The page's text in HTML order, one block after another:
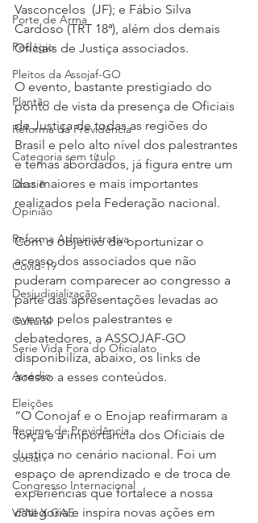
Porte de Arma
Pedágio
Pleitos da Assojaf-GO
Plantão
Reforma da Previdência
Categoria sem título
Dossiê
Opinião
Reforma Administrativa
Covid-19
Desjudicialização
Cultural
Serie Vida Fora do Oficialato
Assédio
Eleições
Regime de Previdência
Social
Congresso Internacional
VPNI X GAE
Vasconcelos  (JF); e Fábio Silva
Cardoso (TRT 18ª), além dos demais
Oficiais de Justiça associados.
O evento, bastante prestigiado do
ponto de vista da presença de Oficiais
de Justiça de todas as regiões do
Brasil e pelo alto nível dos palestrantes
e temas abordados, já figura entre um
dos maiores e mais importantes
realizados pela Federação nacional.
Com o objetivo de oportunizar o
acesso dos associados que não
puderam comparecer ao congresso a
parte das apresentações levadas ao
evento pelos palestrantes e
debatedores, a ASSOJAF-GO
disponibiliza, abaixo, os links de
acesso a esses conteúdos.
“O Conojaf e o Enojap reafirmaram a
força e a importância dos Oficiais de
Justiça no cenário nacional. Foi um
espaço de aprendizado e de troca de
experiências que fortalece a nossa
categoria e inspira novas ações em